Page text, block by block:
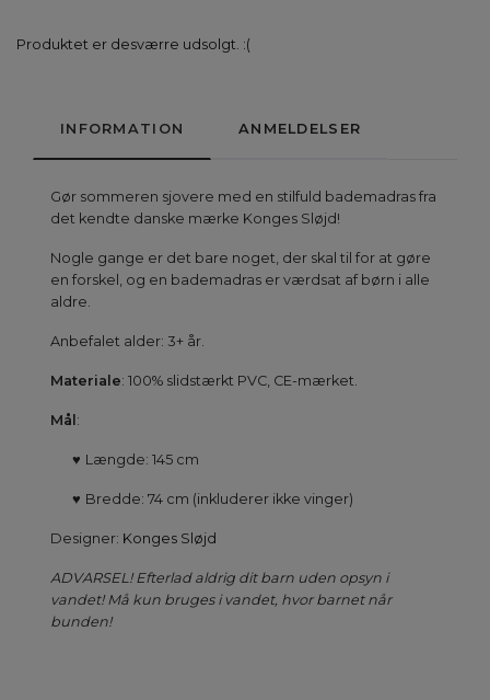
Produktet er desværre udsolgt. :(
INFORMATION ANMELDELSER
Gør sommeren sjovere med en stilfuld bademadras fra
det kendte danske mærke Konges Sløjd!
Nogle gange er det bare noget, der skal til for at gøre
en forskel, og en bademadras er værdsat af børn i alle
aldre.
Anbefalet alder: 3+ år.
Materiale: 100% slidstærkt PVC, CE-mærket.
Mål :
♥ Længde: 145 cm
♥ Bredde: 74 cm (inkluderer ikke vinger)
Designer: Konges Sløjd
ADVARSEL! Efterlad aldrig dit barn uden opsyn i
vandet! Må kun bruges i vandet, hvor barnet når
bunden!